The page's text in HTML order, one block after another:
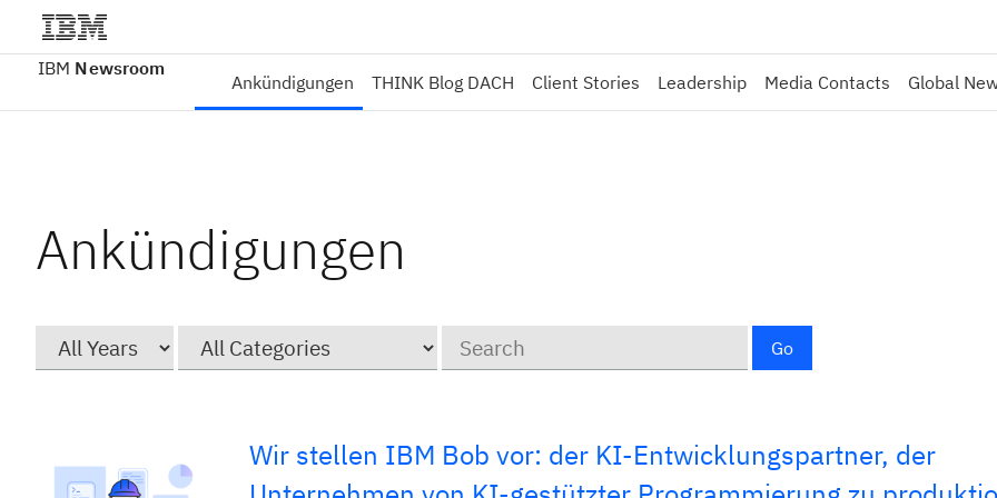
IBM Newsroom
Ankündigungen THINK Blog DACH Client Stories Leadership Media Contacts Global
Ankündigungen
Go
Wir stellen IBM Bob vor: der KI-Entwicklungspartner, der